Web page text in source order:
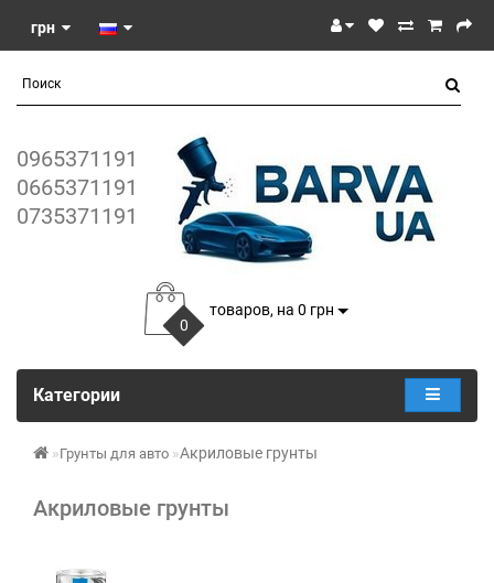
грн
0965371191
0665371191
0735371191
0
товаров, на 0 грн
Категории
Грунты для авто Акриловые грунты
Акриловые грунты